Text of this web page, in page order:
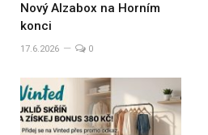
Nový Alzabox na Horním
konci
17.6.2026 0